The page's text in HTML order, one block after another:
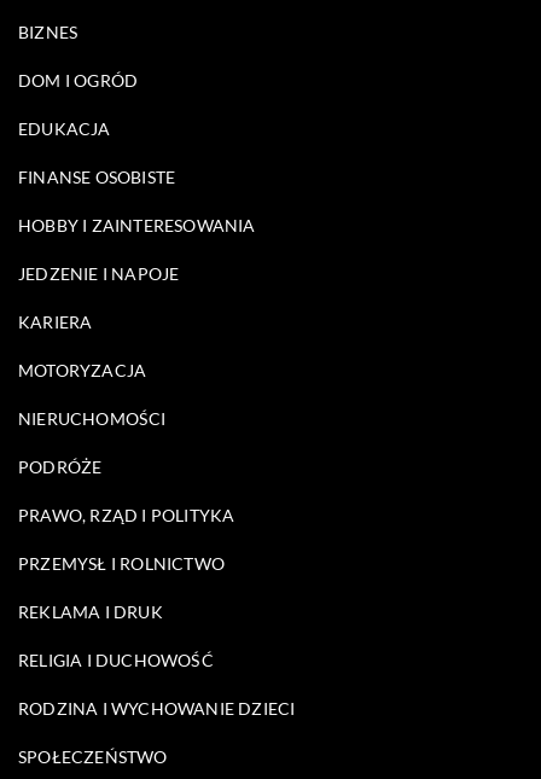
BIZNES
DOM I OGRÓD
EDUKACJA
FINANSE OSOBISTE
HOBBY I ZAINTERESOWANIA
JEDZENIE I NAPOJE
KARIERA
MOTORYZACJA
NIERUCHOMOŚCI
PODRÓŻE
PRAWO, RZĄD I POLITYKA
PRZEMYSŁ I ROLNICTWO
REKLAMA I DRUK
RELIGIA I DUCHOWOŚĆ
RODZINA I WYCHOWANIE DZIECI
SPOŁECZEŃSTWO